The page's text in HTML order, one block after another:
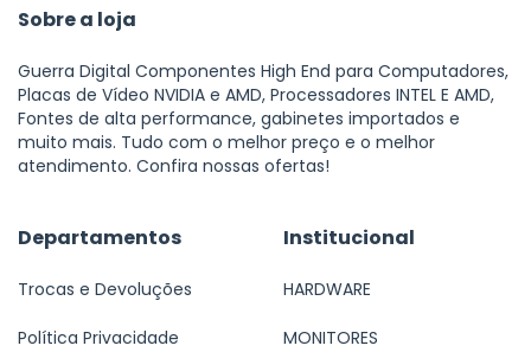
Sobre a loja
Guerra Digital Componentes High End para Computadores,
Placas de Vídeo NVIDIA e AMD, Processadores INTEL E AMD,
Fontes de alta performance, gabinetes importados e
muito mais. Tudo com o melhor preço e o melhor
atendimento. Confira nossas ofertas!
Departamentos
Trocas e Devoluções
Política Privacidade
Institucional
HARDWARE
MONITORES